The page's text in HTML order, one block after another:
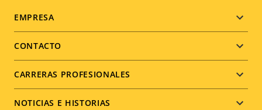
Footer
menu
EMPRESA
CONTACTO
CARRERAS PROFESIONALES
NOTICIAS E HISTORIAS